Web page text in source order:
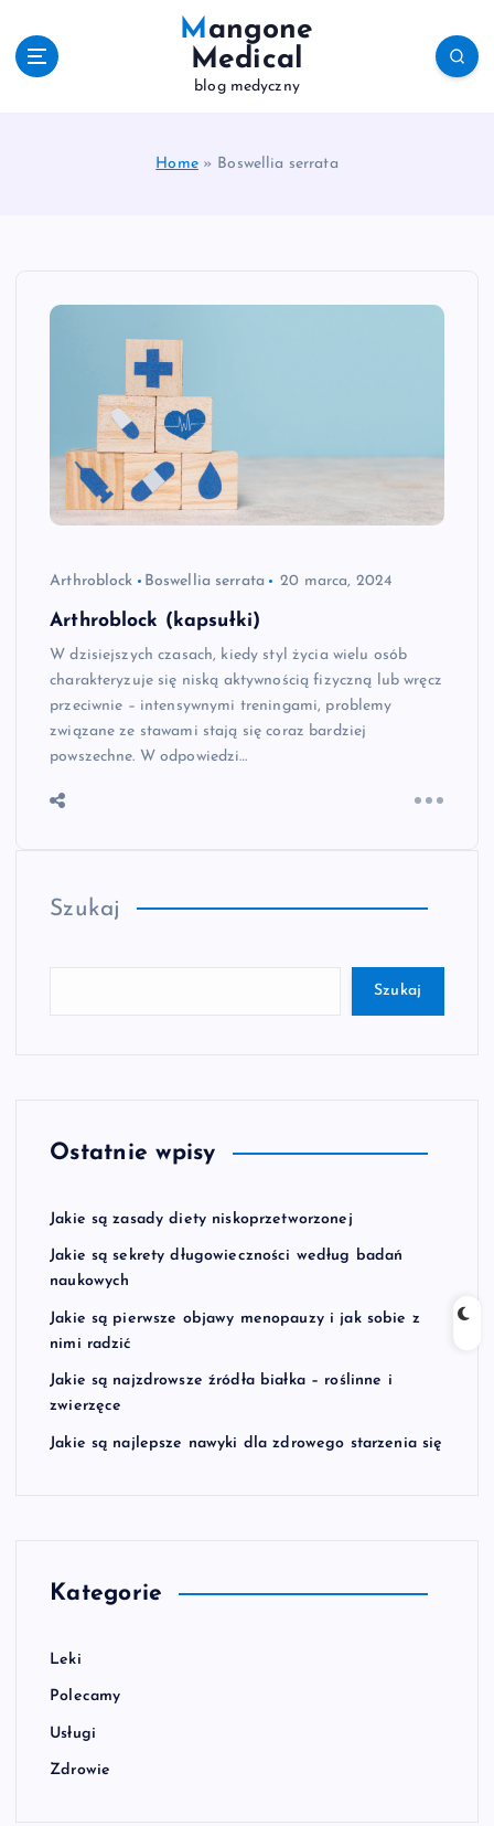
Mangone
Medical
blog medyczny
Home» Boswellia serrata
Arthroblock Boswellia serrata 20 marca, 2024
Arthroblock (kapsułki)
W dzisiejszych czasach, kiedy styl życia wielu osób
charakteryzuje się niską aktywnością fizyczną lub wręcz
przeciwnie – intensywnymi treningami, problemy
związane ze stawami stają się coraz bardziej
powszechne. W odpowiedzi…
Szukaj
Szukaj
Ostatnie wpisy
Jakie są zasady diety niskoprzetworzonej
Jakie są sekrety długowieczności według badań
naukowych
Jakie są pierwsze objawy menopauzy i jak sobie z
nimi radzić
Jakie są najzdrowsze źródła białka – roślinne i
zwierzęce
Jakie są najlepsze nawyki dla zdrowego starzenia się
Kategorie
Leki
Polecamy
Usługi
Zdrowie